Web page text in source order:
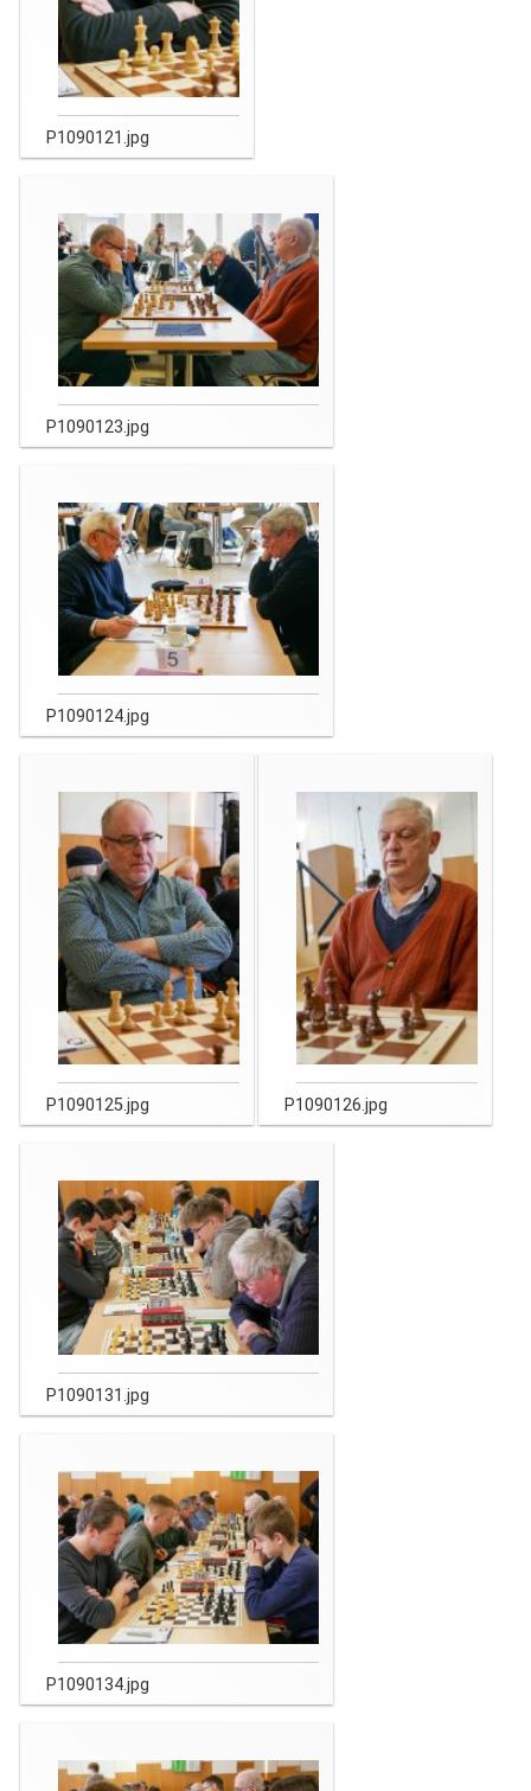
P1090121.jpg
P1090123.jpg
P1090124.jpg
P1090125.jpg P1090126.jpg
P1090131.jpg
P1090134.jpg